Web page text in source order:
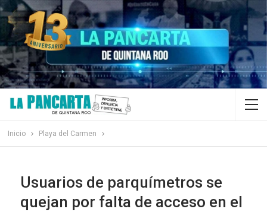
Inicio Playa del Carmen
Usuarios de parquímetros se
quejan por falta de acceso en el